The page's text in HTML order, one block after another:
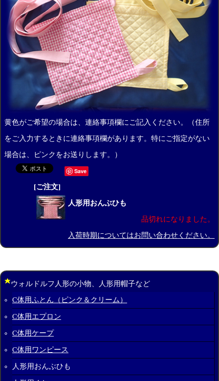
黄色がご希望の場合は、連絡事項欄にご記入ください。（住所
をご入力するときに連絡事項欄があります。特にご指定がない
場合は、ピンクをお送りします。）
Save
[ご注文]
人形用おんぶひも
品切れになりました。
入荷時期についてはお問い合わせください。
ウォルドルフ人形の小物、人形用帽子など
C体用ふとん（ピンク＆クリーム）
C体用エプロン
C体用ケープ
C体用ワンピース
人形用おんぶひも